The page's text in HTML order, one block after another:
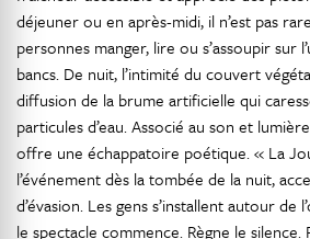
déjeuner ou en après-midi, il n’est pas
personnes manger, lire ou s’assoupir sur
bancs. De nuit, l’intimité du couvert
diffusion de la brume artificielle qui
particules d’eau. Associé au son et
offre une échappatoire poétique. « La
l’événement dès la tombée de la nuit,
d’évasion. Les gens s’installent autour
le spectacle commence. Règne le silence.